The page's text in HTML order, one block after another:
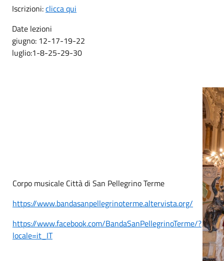
Iscrizioni:clicca qui
Date lezioni
giugno: 12-17-19-22
luglio:1-8-25-29-30
Corpo musicale Città di San Pellegrino Terme
https://www.bandasanpellegrinoterme.altervista.org/
https://www.facebook.com/BandaSanPellegrinoTerme/?
locale=it_IT